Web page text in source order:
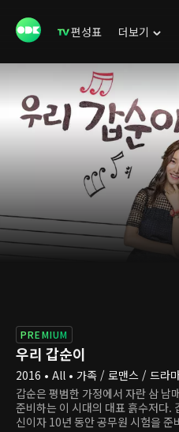
편성표 더보기
PREMIUM
우리 갑순이
2016 • All • 가족 / 로맨스 / 드라
갑순은 평범한 가정에서 자란 삼 남
준비하는 이 시대의 대표 흙수저다.
신이자 10년 동안 공무원 시험을